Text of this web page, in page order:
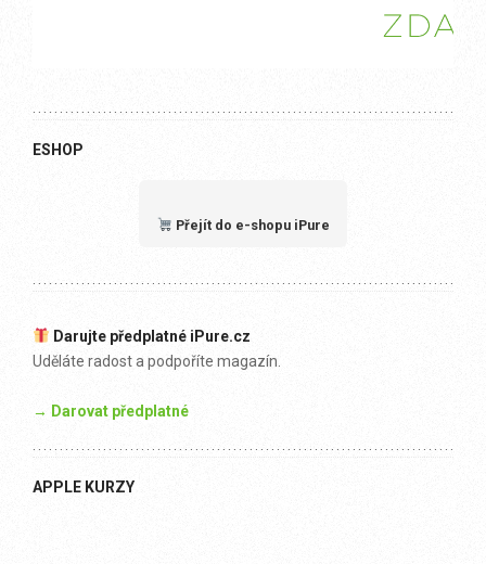
ESHOP
Přejít do e-shopu iPure
Darujte předplatné iPure.cz
Uděláte radost a podpoříte magazín.
→ Darovat předplatné
APPLE KURZY